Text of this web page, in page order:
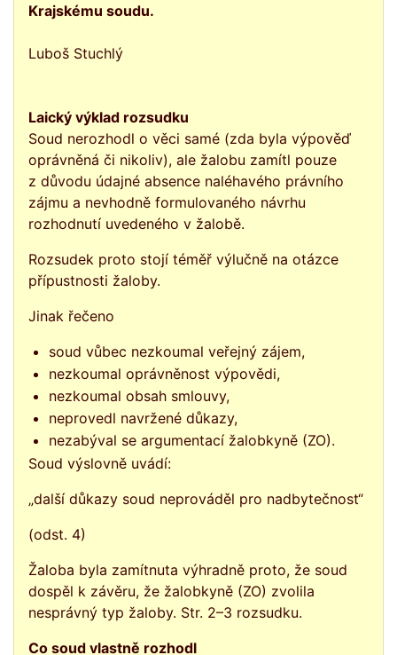
Krajskému soudu.
Luboš Stuchlý
Laický výklad rozsudku
Soud nerozhodl o věci samé (zda byla výpověď
oprávněná či nikoliv), ale žalobu zamítl pouze
z důvodu údajné absence naléhavého právního
zájmu a nevhodně formulovaného návrhu
rozhodnutí uvedeného v žalobě.
Rozsudek proto stojí téměř výlučně na otázce
přípustnosti žaloby.
Jinak řečeno
soud vůbec nezkoumal veřejný zájem,
nezkoumal oprávněnost výpovědi,
nezkoumal obsah smlouvy,
neprovedl navržené důkazy,
nezabýval se argumentací žalobkyně (ZO).
Soud výslovně uvádí:
„další důkazy soud neprováděl pro nadbytečnost“
(odst. 4)
Žaloba byla zamítnuta výhradně proto, že soud
dospěl k závěru, že žalobkyně (ZO) zvolila
nesprávný typ žaloby. Str. 2–3 rozsudku.
Co soud vlastně rozhodl